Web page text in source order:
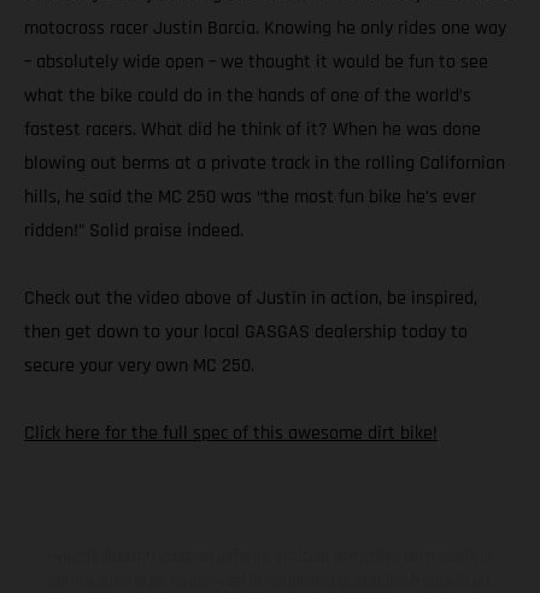
motocross racer Justin Barcia. Knowing he only rides one way
– absolutely wide open – we thought it would be fun to see
what the bike could do in the hands of one of the world’s
fastest racers. What did he think of it? When he was done
blowing out berms at a private track in the rolling Californian
hills, he said the MC 250 was “the most fun bike he’s ever
ridden!” Solid praise indeed.
Check out the video above of Justin in action, be inspired,
then get down to your local GASGAS dealership today to
secure your very own MC 250.
Click here for the full spec of this awesome dirt bike!